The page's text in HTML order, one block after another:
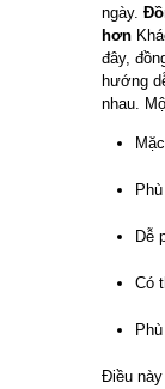
ngày.
hơn
đây,
hướng
nhau.
Dễ
Có
Điều